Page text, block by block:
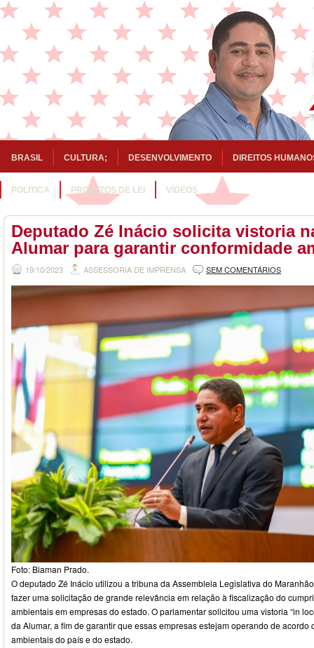
BRASIL CULTURA; DESENVOLVIMENTO DIREITOS
POLITICA PROJETOS DE LEI VÍDEOS
Deputado Zé Inácio solicita vistoria
Alumar para garantir conformidade
19/10/2023 ASSESSORIA DE IMPRENSA SEM COMENTÁRIOS
Foto: Biaman Prado.
O deputado Zé Inácio utilizou a tribuna da Assembleia Legislativa do
fazer uma solicitação de grande relevância em relação à fiscalização do
ambientais em empresas do estado. O parlamentar solicitou uma vistoria “in
da Alumar, a fim de garantir que essas empresas estejam operando de acordo
ambientais do país e do estado.